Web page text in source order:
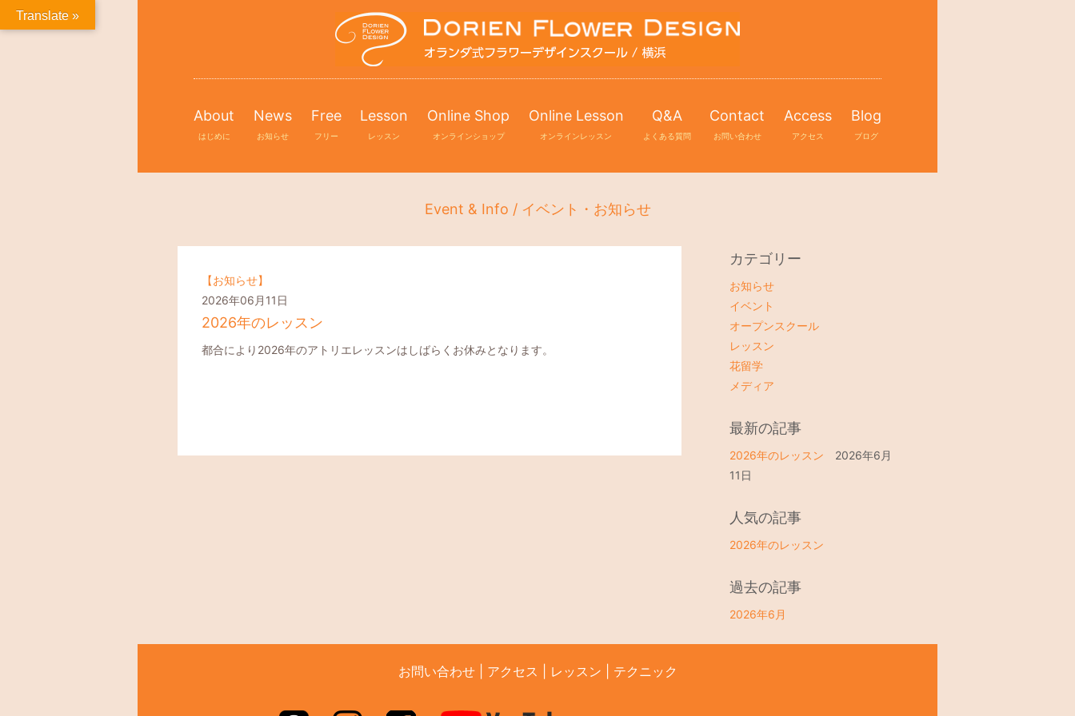
About
はじめに
News
お知らせ
Free
フリー
Lesson
レッスン
Online Shop
オンラインショップ
Online Lesson
オンラインレッスン
Q&A
よくある質問
Contact
お問い合わせ
Access
アクセス
Blog
ブログ
Event & Info / イベント・お知らせ
【お知らせ】
2026年06月11日
2026年のレッスン
都合により2026年のアトリエレッスンはしばらくお休みとなります。
カテゴリー
お知らせ
イベント
オープンスクール
レッスン
花留学
メディア
最新の記事
2026年のレッスン 2026年6月
11日
人気の記事
2026年のレッスン
過去の記事
2026年6月
お問い合わせ| アクセス レッスン テクニック
Translate »